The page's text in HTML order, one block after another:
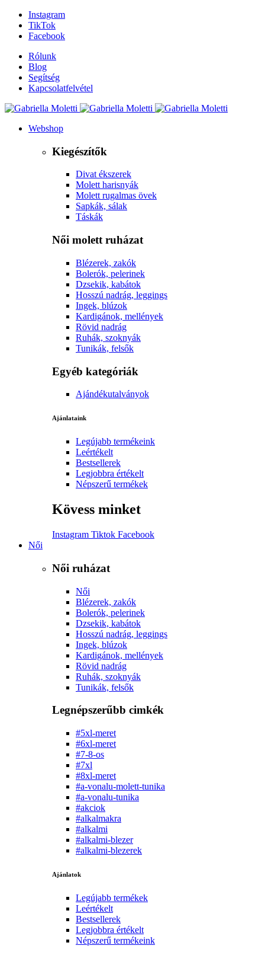
Instagram
TikTok
Facebook
Rólunk
Blog
Segítség
Kapcsolatfelvétel
Webshop
Kiegészítők
Divat ékszerek
Molett harisnyák
Molett rugalmas övek
Sapkák, sálak
Táskák
Női molett ruházat
Blézerek, zakók
Bolerók, pelerinek
Dzsekik, kabátok
Hosszú nadrág, leggings
Ingek, blúzok
Kardigánok, mellények
Rövid nadrág
Ruhák, szoknyák
Tunikák, felsők
Egyéb kategóriák
Ajándékutalványok
Ajánlataink
Legújabb termékeink
Leértékelt
Bestsellerek
Legjobbra értékelt
Népszerű termékek
Kövess minket
Instagram Tiktok Facebook
Női
Női ruházat
Női
Blézerek, zakók
Bolerók, pelerinek
Dzsekik, kabátok
Hosszú nadrág, leggings
Ingek, blúzok
Kardigánok, mellények
Rövid nadrág
Ruhák, szoknyák
Tunikák, felsők
Legnépszerűbb cimkék
#5xl-meret
#6xl-meret
#7-8-os
#7xl
#8xl-meret
#a-vonalu-molett-tunika
#a-vonalu-tunika
#akciok
#alkalmakra
#alkalmi
#alkalmi-blezer
#alkalmi-blezerek
Ajánlatok
Legújabb termékek
Leértékelt
Bestsellerek
Legjobbra értékelt
Népszerű termékeink